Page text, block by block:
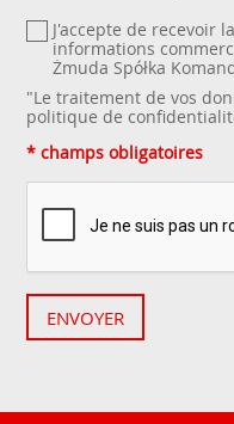
J'accepte de recevoir
informations
Żmuda Spółka
"Le traitement de vos
politique de
* champs obligatoires
ENVOYER